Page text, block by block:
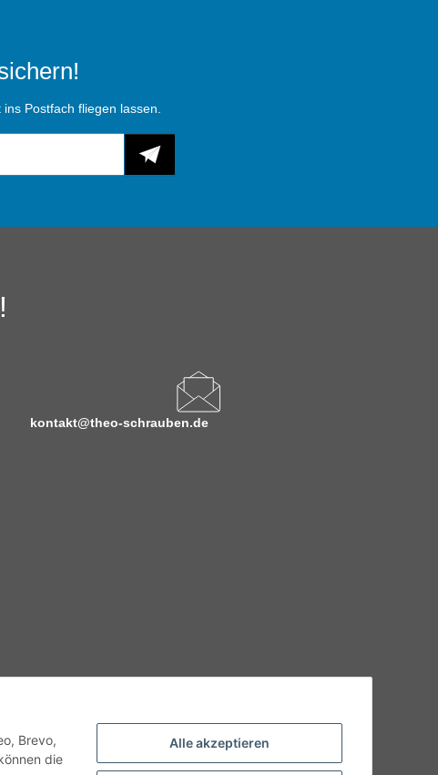
Alle akzeptieren
Brevo,
die
Postfach fliegen lassen.
kontakt@theo-schrauben.de
abweichen.